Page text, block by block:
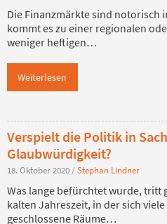
Die Finanzmärkte sind notorisch
kommt es zu einer regionalen
weniger heftigen…
Weiterlesen
Verspielt die Politik in
Glaubwürdigkeit?
18. Oktober 2020 / Stephan Lindner
Was lange befürchtet wurde, tritt
kalten Jahreszeit, in der sich
geschlossene Räume…